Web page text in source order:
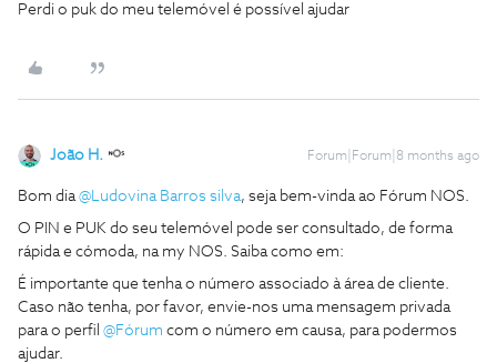
Perdi o puk do meu telemóvel é possível ajudar
João H. Forum|Forum|8 months ago
Bom dia ​@Ludovina Barros silva, seja bem-vinda ao Fórum NOS.
O PIN e PUK do seu telemóvel pode ser consultado, de forma
rápida e cómoda, na my NOS. Saiba como em:
É importante que tenha o número associado à área de cliente.
Caso não tenha, por favor, envie-nos uma mensagem privada
para o perfil ​ @Fórum com o número em causa, para podermos
ajudar.